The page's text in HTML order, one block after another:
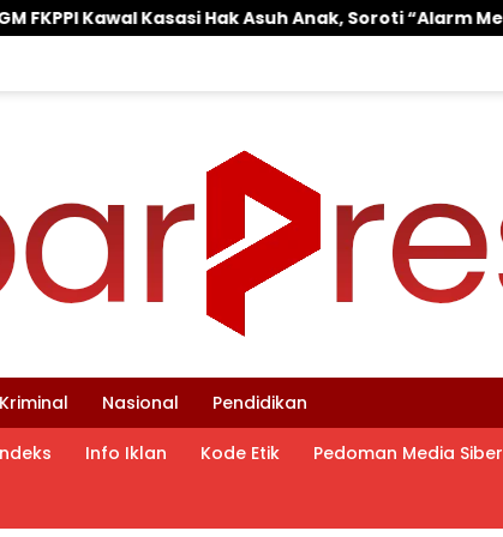
Anak, Soroti “Alarm Merah” di Putusan Banding
Kriminal Nasional Pendidikan
Info Iklan Kode Etik Pedoman Media Siber